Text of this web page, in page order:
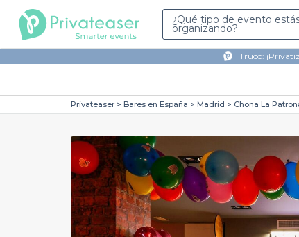
¿Qué tipo de evento
organizando?
Truco: ¡
Privateaser Bares en España Madrid Chona La